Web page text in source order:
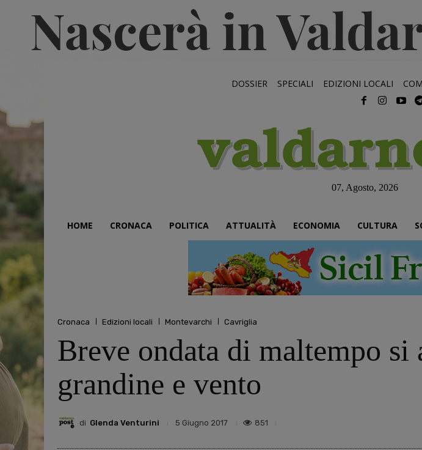
DOSSIER SPECIALI EDIZIONI LOCALI
07, Agosto, 2026
HOME CRONACA POLITICA ATTUALITÀ ECONOMIA CULTURA
Cronaca Edizioni locali Montevarchi Cavriglia
Breve ondata di maltempo si
grandine e vento
di Glenda Venturini 5 Giugno 2017 851